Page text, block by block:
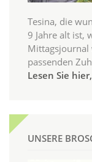
Tesina, die
9 Jahre alt ist,
Mittagsjournal
passenden
Lesen Sie
UNSERE